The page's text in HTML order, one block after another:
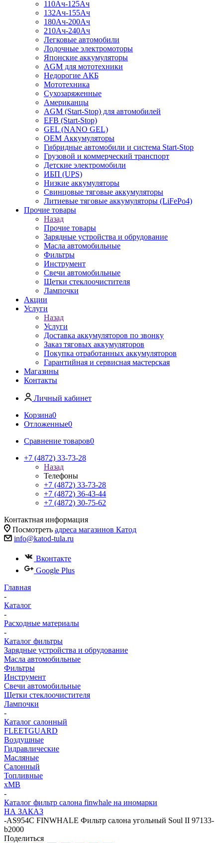
110Ач-125Ач
132Ач-155Ач
180Ач-200Ач
210Ач-240Ач
Легковые автомобили
Лодочные электромоторы
Японские аккумуляторы
AGM для мототехники
Недорогие АКБ
Мототехника
Сухозаряженные
Американцы
AGM (Start-Stop) для автомобилей
EFB (Start-Stop)
GEL (NANO GEL)
OEM Аккумуляторы
Гибридные автомобили и система Start-Stop
Грузовой и коммерческий транспорт
Детские электромобили
ИБП (UPS)
Низкие аккумуляторы
Свинцовые тяговые аккумуляторы
Литиевые тяговые аккумуляторы (LiFePo4)
Прочие товары
Назад
Прочие товары
Зарядные устройства и обрудование
Масла автомобильные
Фильтры
Инструмент
Свечи автомобильные
Щетки стеклоочистителя
Лампочки
Акции
Услуги
Назад
Услуги
Доставка аккумуляторов по звонку
Заказ тяговых аккумуляторов
Покупка отработанных аккумуляторов
Гарантийная и сервисная мастерская
Магазины
Контакты
Личный кабинет
Корзина0
Отложенные0
Сравнение товаров0
+7 (4872) 33-73-28
Назад
Телефоны
+7 (4872) 33-73-28
+7 (4872) 36-43-44
+7 (4872) 30-75-62
Контактная информация
Посмотреть адреса магазинов Катод
info@katod-tula.ru
Вконтакте
Google Plus
Главная
-
Каталог
-
Расходные материалы
-
Каталог фильтры
Зарядные устройства и обрудование
Масла автомобильные
Фильтры
Инструмент
Свечи автомобильные
Щетки стеклоочистителя
Лампочки
-
Каталог салонный
FLEETGUARD
Воздушные
Гидравлические
Масляные
Салонный
Топливные
хMB
-
Каталог фильтр салона finwhale на иномарки
НА ЗАКАЗ
-AS954C FINWHALE Фильтр салона угольный Soul II 97133-
b2000
Поделиться